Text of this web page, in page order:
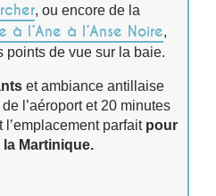
, ou encore de la
à l’Ane à l’Anse Noire,
points de vue sur la baie.
et ambiance antillaise
l’aéroport et 20 minutes
l’emplacement parfait pour
Martinique.